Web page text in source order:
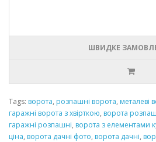
ШВИДКЕ
Tags: ворота, розпашні ворота, металеві
гаражні ворота з хвірткою, ворота
гаражні розпашні, ворота з елементами
ціна, ворота дачні фото, ворота дачні,